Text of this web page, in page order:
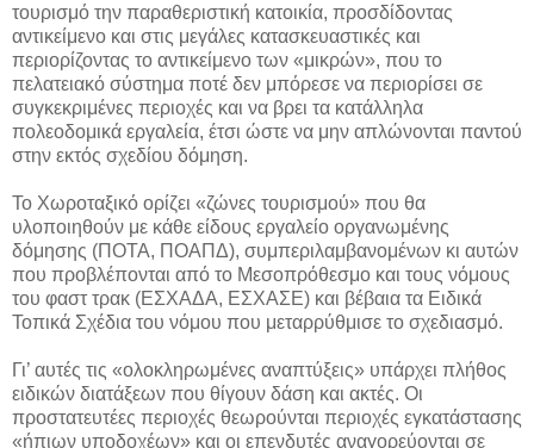
τουρισμό την παραθεριστική κατοικία, προσδίδοντας
αντικείμενο και στις μεγάλες κατασκευαστικές και
περιορίζοντας το αντικείμενο των «μικρών», που το
πελατειακό σύστημα ποτέ δεν μπόρεσε να περιορίσει σε
συγκεκριμένες περιοχές και να βρει τα κατάλληλα
πολεοδομικά εργαλεία, έτσι ώστε να μην απλώνονται παντού
στην εκτός σχεδίου δόμηση.
Το Χωροταξικό ορίζει «ζώνες τουρισμού» που θα
υλοποιηθούν με κάθε είδους εργαλείο οργανωμένης
δόμησης (ΠΟΤΑ, ΠΟΑΠΔ), συμπεριλαμβανομένων κι αυτών
που προβλέπονται από το Μεσοπρόθεσμο και τους νόμους
του φαστ τρακ (ΕΣΧΑΔΑ, ΕΣΧΑΣΕ) και βέβαια τα Ειδικά
Τοπικά Σχέδια του νόμου που μεταρρύθμισε το σχεδιασμό.
Γι’ αυτές τις «ολοκληρωμένες αναπτύξεις» υπάρχει πλήθος
ειδικών διατάξεων που θίγουν δάση και ακτές. Οι
προστατευτέες περιοχές θεωρούνται περιοχές εγκατάστασης
«ήπιων υποδοχέων» και οι επενδυτές αναγορεύονται σε